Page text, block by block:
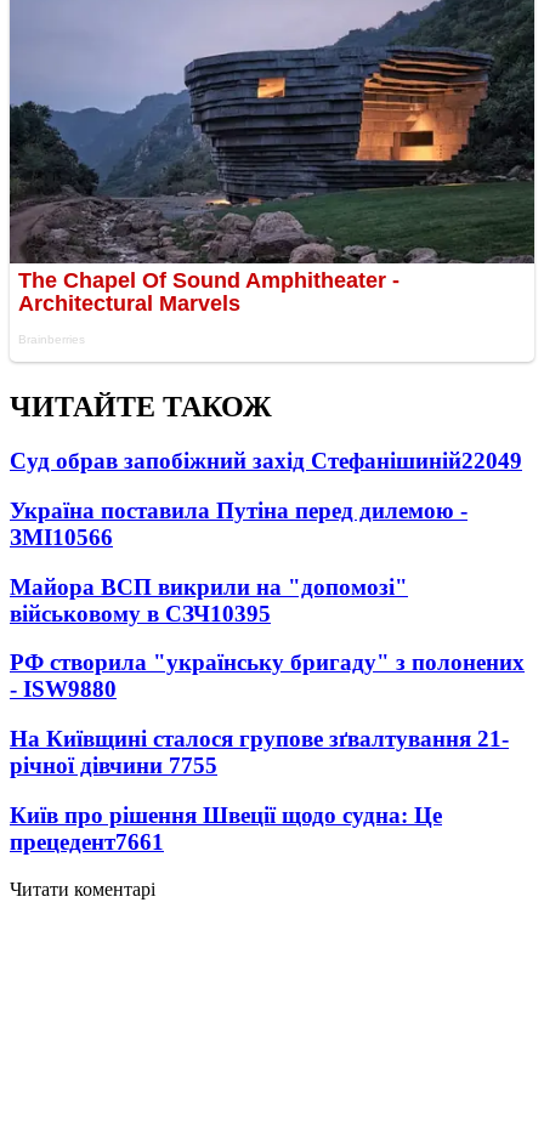
ЧИТАЙТЕ ТАКОЖ
Суд обрав запобіжний захід Стефанішиній22049
Україна поставила Путіна перед дилемою -
ЗМІ10566
Майора ВСП викрили на "допомозі"
військовому в СЗЧ10395
РФ створила "українську бригаду" з полонених
- ISW9880
На Київщині сталося групове зґвалтування 21-
річної дівчини 7755
Київ про рішення Швеції щодо судна: Це
прецедент7661
Читати коментарі